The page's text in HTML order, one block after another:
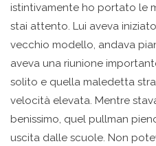
istintivamente ho portato le
stai attento. Lui aveva
vecchio modello, andava
aveva una riunione
solito e quella maledetta
velocità elevata. Mentre
benissimo, quel pullman
uscita dalle scuole. Non